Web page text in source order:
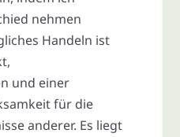
nehmen
Handeln ist
und einer
für die
anderer. Es liegt